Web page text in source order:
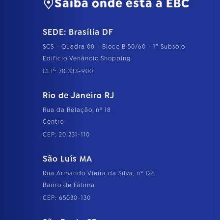
Saiba onde está a EBC
SEDE: Brasília DF
SCS - Quadra 08 - Bloco B 50/60 - 1º Subsolo
Edifício Venâncio Shopping
CEP: 70.333-900
Rio de Janeiro RJ
Rua da Relação, nº 18
Centro
CEP: 20.231-110
São Luís MA
Rua Armando Vieira da Silva, nº 126
Bairro de Fátima
CEP: 65030-130